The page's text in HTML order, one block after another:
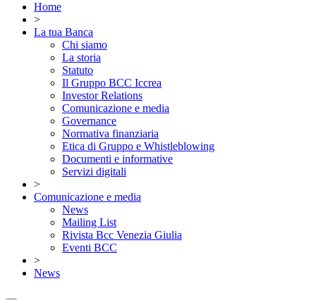
Home
>
La tua Banca
Chi siamo
La storia
Statuto
Il Gruppo BCC Iccrea
Investor Relations
Comunicazione e media
Governance
Normativa finanziaria
Etica di Gruppo e Whistleblowing
Documenti e informative
Servizi digitali
>
Comunicazione e media
News
Mailing List
Rivista Bcc Venezia Giulia
Eventi BCC
>
News